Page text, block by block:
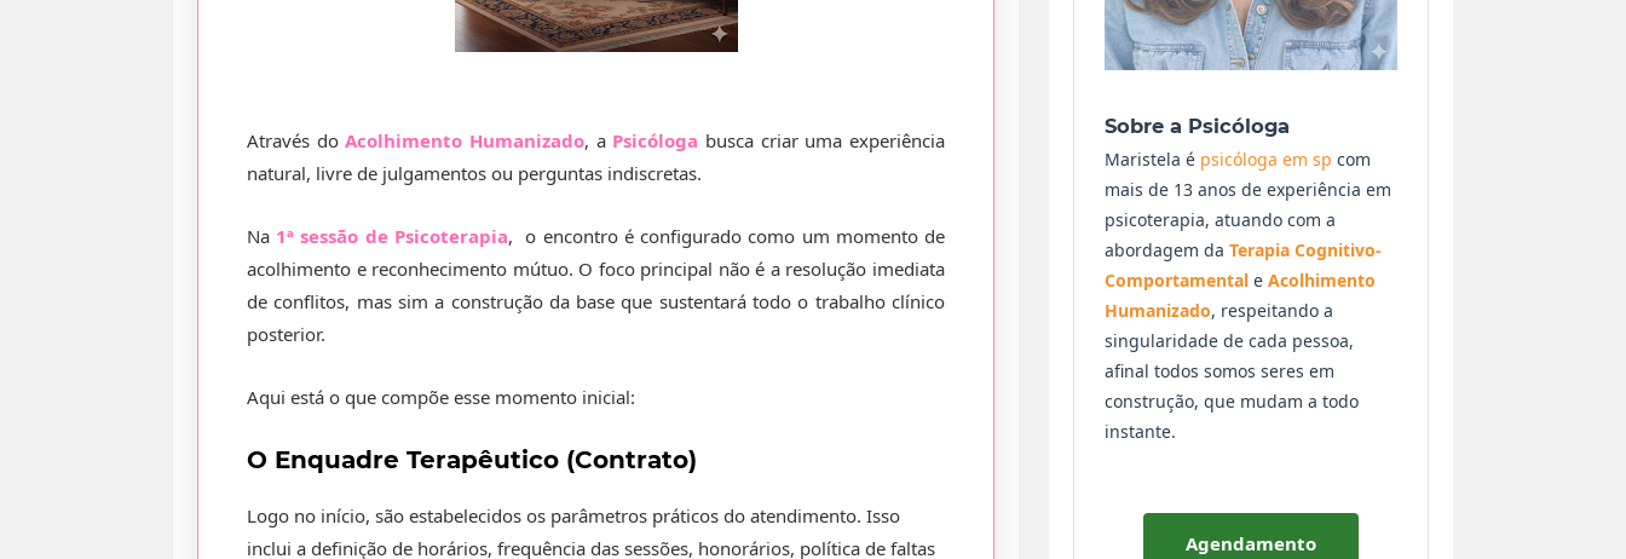
Através doAcolhimento Humanizado, a Psicóloga busca criar uma experiência
natural, livre de julgamentos ou perguntas indiscretas.
Na 1ª sessão de Psicoterapia, o encontro é configurado como um momento de
acolhimento e reconhecimento mútuo. O foco principal não é a resolução imediata
de conflitos, mas sim a construção da base que sustentará todo o trabalho clínico
posterior.
Aqui está o que compõe esse momento inicial:
O Enquadre Terapêutico (Contrato)
Logo no início, são estabelecidos os parâmetros práticos do atendimento. Isso
inclui a definição de horários, frequência das sessões, honorários, política de faltas
Sobre a Psicóloga
Maristela é psicóloga em sp com
mais de 13 anos de experiência em
psicoterapia, atuando com a
abordagem da Terapia Cognitivo-
Comportamental e Acolhimento
Humanizado, respeitando a
singularidade de cada pessoa,
afinal todos somos seres em
construção, que mudam a todo
instante.
Agendamento